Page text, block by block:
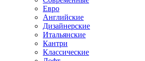
Евро
Английские
Дизайнерские
Итальянские
Кантри
Классические